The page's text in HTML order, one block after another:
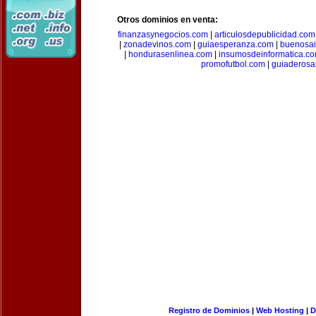
Otros dominios en venta:
finanzasynegocios.com| articulosdepublicidad.com
zonadevinos.com| guiaesperanza.com|
hondurasenlinea.com|
promofutbol.com
Registro de Dominios| Web Hosting |